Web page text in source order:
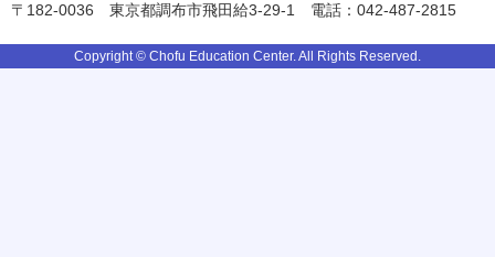
〒182-0036 東京都調布市飛田給3-29-1 電話：042-487-2815
Copyright © Chofu Education Center. All Rights Reserved.